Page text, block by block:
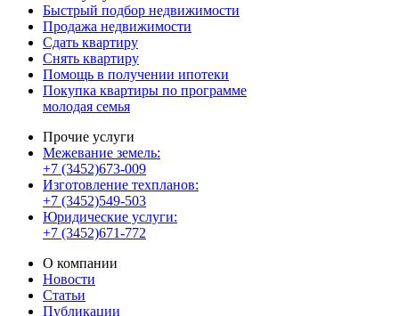
Быстрый подбор недвижимости
Продажа недвижимости
Сдать квартиру
Снять квартиру
Помощь в получении ипотеки
Покупка квартиры по программе
молодая семья
Прочие услуги
Межевание земель:
+7 (3452)673-009
Изготовление техпланов:
+7 (3452)549-503
Юридические услуги:
+7 (3452)671-772
О компании
Новости
Статьи
Публикации